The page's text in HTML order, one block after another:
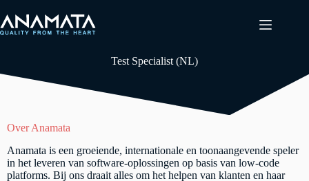
naar
de
Test Specialist (NL)
Over Anamata
Anamata is een groeiende, internationale en toonaangevende speler
in het leveren van software-oplossingen op basis van low-code
platforms. Bij ons draait alles om het helpen van klanten en haar